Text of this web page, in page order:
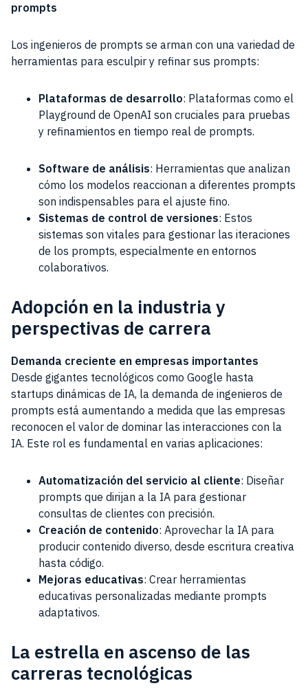
prompts
Los ingenieros de prompts se arman con una variedad de
herramientas para esculpir y refinar sus prompts:
Plataformas de desarrollo: Plataformas como el
Playground de OpenAI son cruciales para pruebas
y refinamientos en tiempo real de prompts.
Software de análisis: Herramientas que analizan
cómo los modelos reaccionan a diferentes prompts
son indispensables para el ajuste fino.
Sistemas de control de versiones: Estos
sistemas son vitales para gestionar las iteraciones
de los prompts, especialmente en entornos
colaborativos.
Adopción en la industria y
perspectivas de carrera
Demanda creciente en empresas importantes
Desde gigantes tecnológicos como Google hasta
startups dinámicas de IA, la demanda de ingenieros de
prompts está aumentando a medida que las empresas
reconocen el valor de dominar las interacciones con la
IA. Este rol es fundamental en varias aplicaciones:
Automatización del servicio al cliente: Diseñar
prompts que dirijan a la IA para gestionar
consultas de clientes con precisión.
Creación de contenido: Aprovechar la IA para
producir contenido diverso, desde escritura creativa
hasta código.
Mejoras educativas: Crear herramientas
educativas personalizadas mediante prompts
adaptativos.
La estrella en ascenso de las
carreras tecnológicas